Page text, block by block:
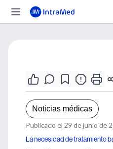
Noticias médicas
Publicado el 29 de junio de
La necesidad de tratamiento